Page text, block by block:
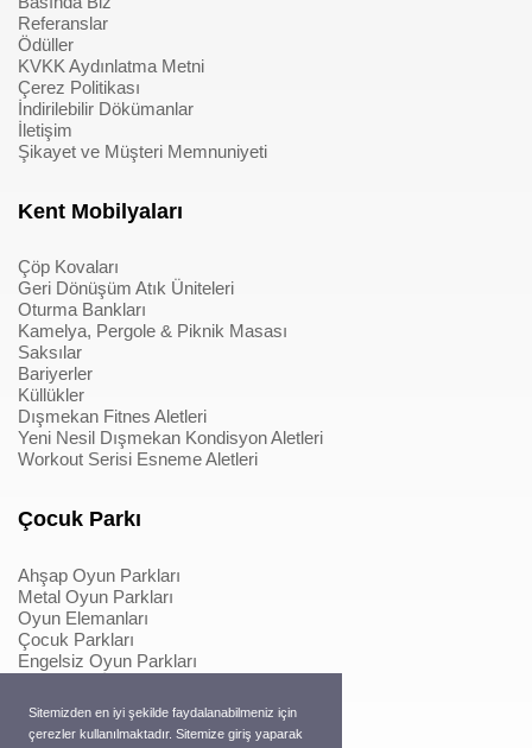
Sitemizden en iyi şekilde faydalanabilmeniz için
çerezler kullanılmaktadır. Sitemize giriş yaparak
Referanslar
Ödüller
KVKK Aydınlatma Metni
Çerez Politikası
İndirilebilir Dökümanlar
İletişim
Şikayet ve Müşteri Memnuniyeti
Kent Mobilyaları
Çöp Kovaları
Geri Dönüşüm Atık Üniteleri
Oturma Bankları
Kamelya, Pergole & Piknik Masası
Saksılar
Bariyerler
Küllükler
Dışmekan Fitnes Aletleri
Yeni Nesil Dışmekan Kondisyon Aletleri
Workout Serisi Esneme Aletleri
Çocuk Parkı
Ahşap Oyun Parkları
Metal Oyun Parkları
Oyun Elemanları
Çocuk Parkları
Engelsiz Oyun Parkları
Oyun Elemanları
Metal Konstrüksiyonlu İpli Tırmanmalar